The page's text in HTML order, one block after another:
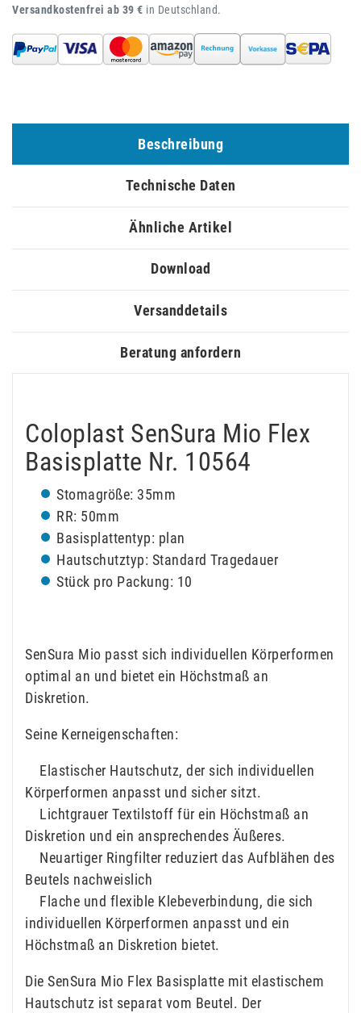
Versandkostenfrei ab 39 € in Deutschland.
Beschreibung
Technische Daten
Ähnliche Artikel
Download
Versanddetails
Beratung anfordern
Coloplast SenSura Mio Flex
Basisplatte Nr. 10564
Stomagröße: 35mm
RR: 50mm
Basisplattentyp: plan
Hautschutztyp: Standard Tragedauer
Stück pro Packung: 10
SenSura Mio passt sich individuellen Körperformen
optimal an und bietet ein Höchstmaß an
Diskretion.
Seine Kerneigenschaften:
Elastischer Hautschutz, der sich individuellen
Körperformen anpasst und sicher sitzt.
Lichtgrauer Textilstoff für ein Höchstmaß an
Diskretion und ein ansprechendes Äußeres.
Neuartiger Ringfilter reduziert das Aufblähen des
Beutels nachweislich
Flache und flexible Klebeverbindung, die sich
individuellen Körperformen anpasst und ein
Höchstmaß an Diskretion bietet.
Die SenSura Mio Flex Basisplatte mit elastischem
Hautschutz ist separat vom Beutel. Der